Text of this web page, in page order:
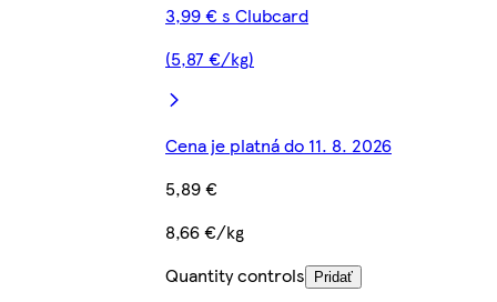
3,99 € s Clubcard
(5,87 €/kg)
Cena je platná do 11. 8. 2026
5,89 €
8,66 €/kg
Quantity controls
Pridať